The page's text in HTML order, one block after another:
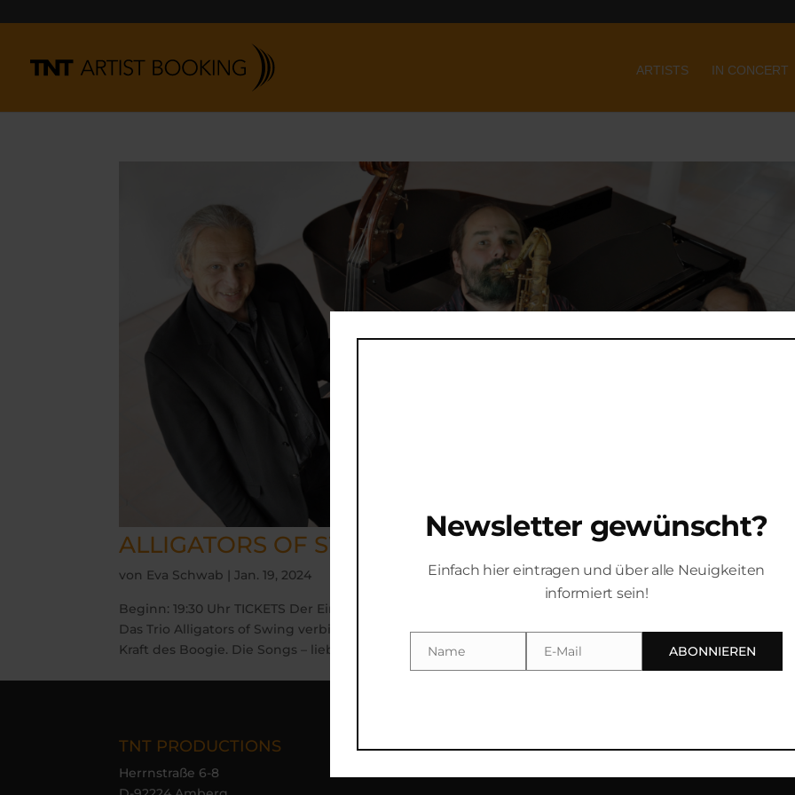
ARTISTS IN CONCERT
ALLIGATORS OF SWING
von Eva Schwab |Jan. 19, 2024
Beginn: 19:30 Uhr TICKETS Der Eintritt ist frei. ALLIGATORS OF SWING swingin´the Blues, shakin´the
Das Trio Alligators of Swing verbindet die Leichtigkeit des Swing mit dem tiefen Gefühl des Blues und
Kraft des Boogie. Die Songs – liebevoll arrangiert...
TNT PRODUCTIONS
Herrnstraße 6-8
Navigation Navigation
Newsletter gewünscht?
Einfach hier eintragen und über alle Neuigkeiten
informiert sein!
Name
Name
Email
E-Mail ABONNIEREN